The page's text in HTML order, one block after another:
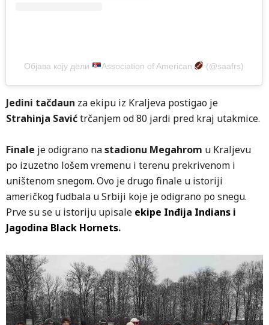
Објава коју дели Association of American (@saafrs)
Jedini tačdaun za ekipu iz Kraljeva postigao je
Strahinja Savićtrčanjem od 80 jardi pred kraj utakmice.
Finale je odigrano nastadionu Megahrom u Kraljevu
po izuzetno lošem vremenu i terenu prekrivenom i
uništenom snegom. Ovo je drugo finale u istoriji
američkog fudbala u Srbiji koje je odigrano po snegu.
Prve su se u istoriju upisale ekipe Inđija Indians i
Jagodina Black Hornets.